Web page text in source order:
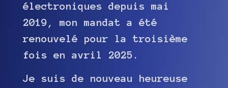
électroniques depuis mai
2019, mon mandat a été
renouvelé pour la troisième
fois en avril 2025.
Je suis de nouveau heureuse